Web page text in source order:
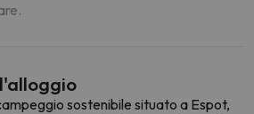
sostenibile situato a Espot,